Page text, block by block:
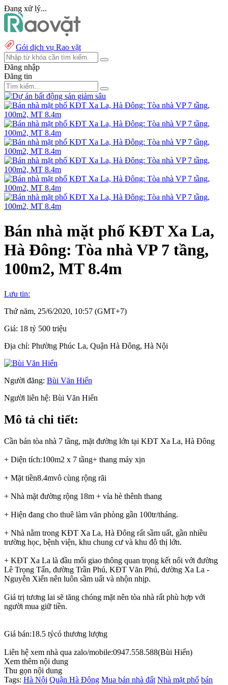
Đang xử lý...
Gói dịch vụ Rao vặt
Đăng nhập
Đăng tin
Bán nhà mặt phố KĐT Xa La,
Hà Đông: Tòa nhà VP 7 tầng,
100m2, MT 8.4m
Lưu tin:
Thứ năm, 25/6/2020, 10:57 (GMT+7)
Giá: 18 tỷ 500 triệu
Địa chỉ: Phường Phúc La, Quận Hà Đông, Hà Nội
Người đăng: Bùi Văn Hiển
Người liên hệ: Bùi Văn Hiển
Mô tả chi tiết:
Cần bán tòa nhà 7 tầng, mặt đường lớn tại KĐT Xa La, Hà Đông
+ Diện tích:100m2 x 7 tầng+ thang máy xịn
+ Mặt tiền8.4mvô cùng rộng rãi
+ Nhà mặt đường rộng 18m + vỉa hè thênh thang
+ Hiện đang cho thuê làm văn phòng gần 100tr/tháng.
+ Nhà nằm trong KĐT Xa La, Hà Đông rất sầm uất, gần nhiều
trường học, bệnh viện, khu chung cư và khu đô thị lớn.
+ KĐT Xa La là đầu mối giao thông quan trọng kết nối với đường
Lê Trọng Tấn, đường Trần Phú, KĐT Văn Phú, đường Xa La -
Nguyễn Xiển nên luôn sầm uất và nhộn nhịp.
Giá trị tương lai sẽ tăng chóng mặt nên tòa nhà rất phù hợp với
người mua giữ tiền.
Giá bán:18.5 tỷcó thương lượng
Liên hệ xem nhà qua zalo/mobile:0947.558.588(Bùi Hiển)
Xem thêm nội dung
Thu gọn nội dung
Tags: Hà Nội Quận Hà Đông Mua bán nhà đất Nhà mặt phố bán